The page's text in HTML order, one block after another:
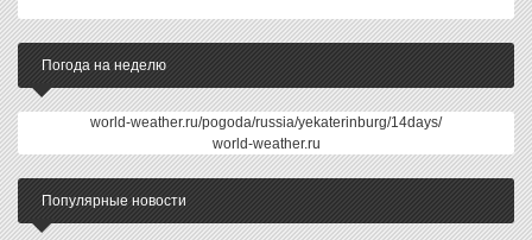
Погода на неделю
world-weather.ru/pogoda/russia/yekaterinburg/14days/
world-weather.ru
Популярные новости